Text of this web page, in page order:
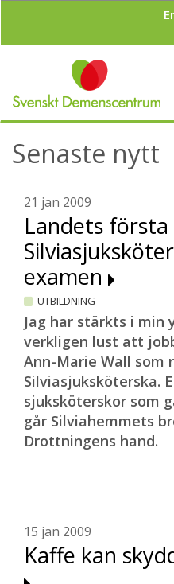
l
Senaste nytt
21 jan 2009
Landets första
examen
UTBILDNING
Jag har stärkts i min
verkligen lust att
Ann-Marie Wall som
Silviasjuksköterska.
sjuksköterskor som
går Silviahemmets
Drottningens hand.
15 jan 2009
Kaffe kan